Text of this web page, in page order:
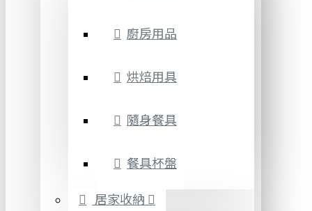
廚房用品
烘焙用具
隨身餐具
餐具杯盤
居家收納